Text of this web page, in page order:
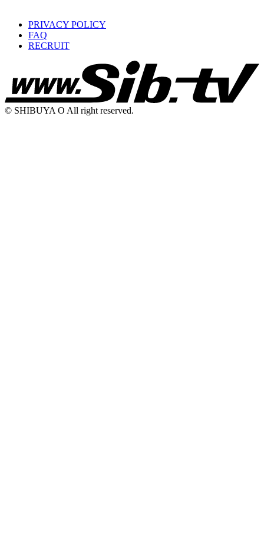
PRIVACY POLICY
FAQ
RECRUIT
© SHIBUYA O All right reserved.